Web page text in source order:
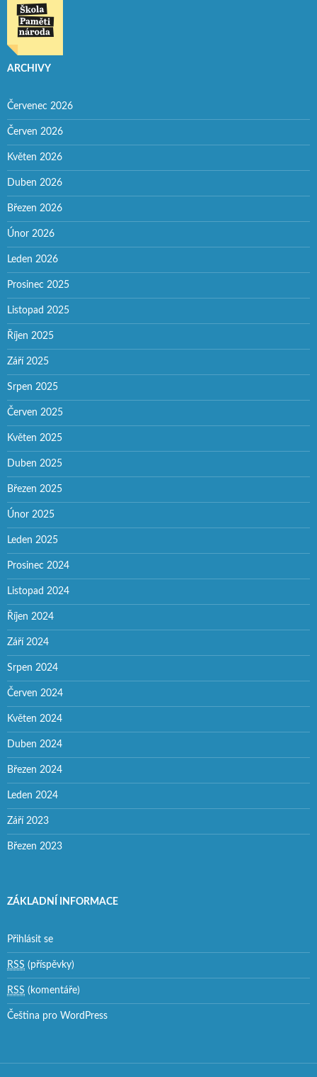
ARCHIVY
Červenec 2026
Červen 2026
Květen 2026
Duben 2026
Březen 2026
Únor 2026
Leden 2026
Prosinec 2025
Listopad 2025
Říjen 2025
Září 2025
Srpen 2025
Červen 2025
Květen 2025
Duben 2025
Březen 2025
Únor 2025
Leden 2025
Prosinec 2024
Listopad 2024
Říjen 2024
Září 2024
Srpen 2024
Červen 2024
Květen 2024
Duben 2024
Březen 2024
Leden 2024
Září 2023
Březen 2023
ZÁKLADNÍ INFORMACE
Přihlásit se
RSS (příspěvky)
RSS (komentáře)
Čeština pro WordPress